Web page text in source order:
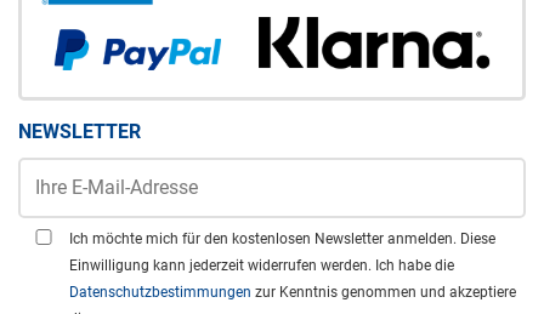
NEWSLETTER
Ich möchte mich für den kostenlosen Newsletter anmelden. Diese
Einwilligung kann jederzeit widerrufen werden. Ich habe die
Datenschutzbestimmungen zur Kenntnis genommen und akzeptiere